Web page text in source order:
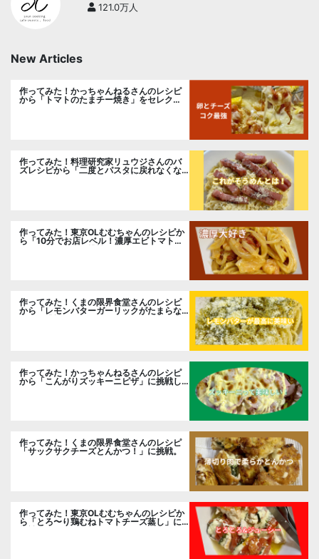
121.0万人
New Articles
作ってみた！かっちゃんねるさんのレシピ
から「トマトのたまチー焼き」をセレク
作ってみた！料理研究家リュウジさんのバ
ズレシピから「二度とパスタに戻れなくな
作ってみた！東京OLむむちゃんのレシピか
ら「10分でお店レベル！濃厚エビトマトク
リームパスタ」に挑戦
作ってみた！くまの限界食堂さんのレシピ
から「レモンバターガーリックがたまらな
作ってみた！かっちゃんねるさんのレシピ
から「こんがりズッキーニピザ」に挑戦し
ました。
作ってみた！くまの限界食堂さんのレシピ
「サックサクチーズとんかつ！」に挑戦。
作ってみた！東京OLむむちゃんのレシピか
ら「とろ〜り鶏むねトマトチーズ蒸し」に